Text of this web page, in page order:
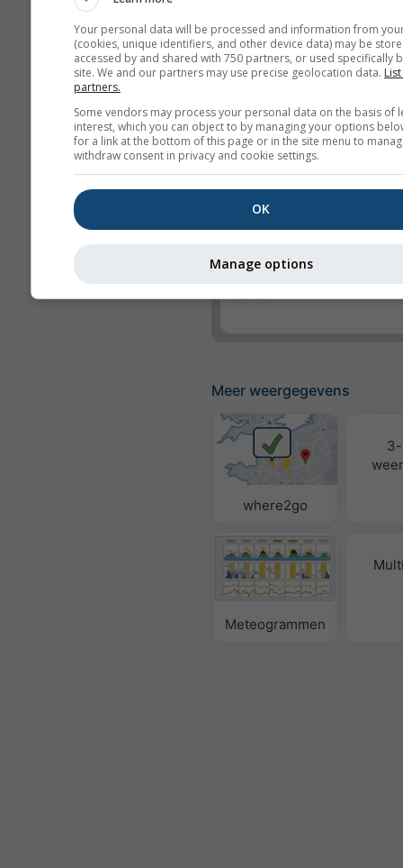
Relative Humidity
Neerslag
Precipitation
rainSPOT
Luchtdruk
Achtergrond
Geen achtergrond:
Geen achtergrond:
tekst
Meer weergegevens
where2go
Meteogrammen
Your personal data will be processed and information from
(cookies, unique identifiers, and other device data) may be
accessed by and shared with 750 partners, or used specifically
site. We and our partners may use precise geolocation data.
partners.
Some vendors may process your personal data on the basis of
interest, which you can object to by managing your options
for a link at the bottom of this page or in the site menu to
withdraw consent in privacy and cookie settings.
OK
Manage options